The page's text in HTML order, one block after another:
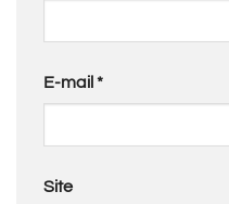
E-mail *
Site